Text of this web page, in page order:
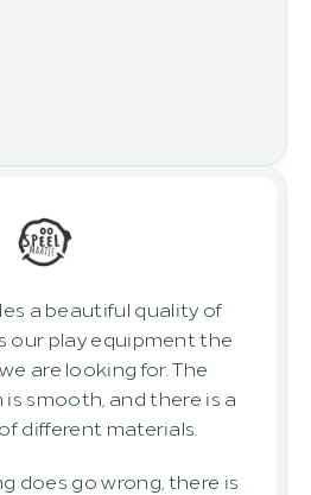
a beautiful quality of
our play equipment the
are looking for. The
smooth, and there is a
different materials.
does go wrong, there is